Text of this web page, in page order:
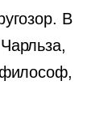
В
философ,